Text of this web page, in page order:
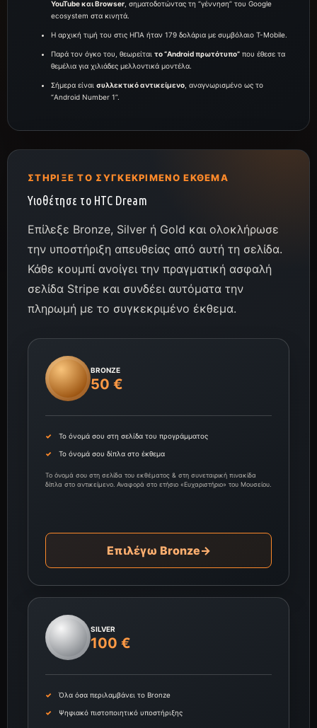
YouTube και Browser, σηματοδοτώντας τη “γέννηση” του Google
ecosystem στα κινητά.
Η αρχική τιμή του στις ΗΠΑ ήταν 179 δολάρια με συμβόλαιο T-Mobile.
Παρά τον όγκο του, θεωρείται το “Android πρωτότυπο”που έθεσε τα
θεμέλια για χιλιάδες μελλοντικά μοντέλα.
Σήμερα είναι συλλεκτικό αντικείμενο, αναγνωρισμένο ως το
“Android Number 1”.
ΣΤΉΡΙΞΕ ΤΟ ΣΥΓΚΕΚΡΙΜΈΝΟ ΈΚΘΕΜΑ
Υιοθέτησε το HTC Dream
Επίλεξε Bronze, Silver ή Gold και ολοκλήρωσε
την υποστήριξη απευθείας από αυτή τη σελίδα.
Κάθε κουμπί ανοίγει την πραγματική ασφαλή
σελίδα Stripe και συνδέει αυτόματα την
πληρωμή με το συγκεκριμένο έκθεμα.
BRONZE
50 €
Το όνομά σου στη σελίδα του προγράμματος
Το όνομά σου δίπλα στο έκθεμα
Το όνομά σου στη σελίδα του εκθέματος & στη συνεταιρική πινακίδα
δίπλα στο αντικείμενο. Αναφορά στο ετήσιο «Ευχαριστήριο» του Μουσείου.
Επιλέγω Bronze→
SILVER
100 €
Όλα όσα περιλαμβάνει το Bronze
Ψηφιακό πιστοποιητικό υποστήριξης